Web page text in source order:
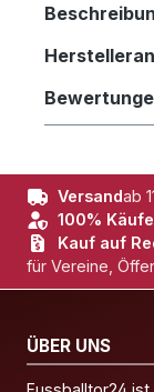
Versandab
100%
Kauf auf
für Vereine,
ÜBER UNS